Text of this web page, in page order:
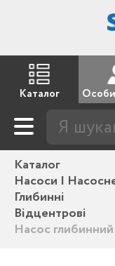
Каталог
Каталог
Насоси |
Глибинні
Відцентрові
Насос